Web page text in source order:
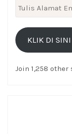
Tulis
Alamat
Email
KLIK DI SINI
Join 1,258